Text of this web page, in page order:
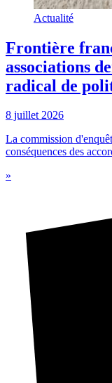
Actualité
Frontière
associations
radical de
8 juillet 2026
La commission
conséquences des
»